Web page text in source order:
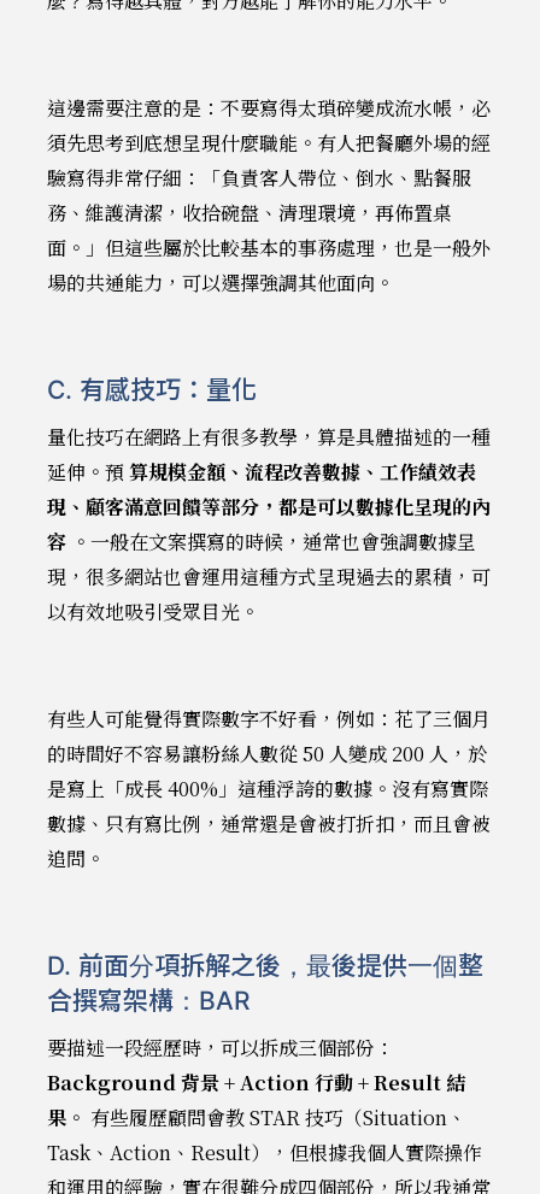
這邊需要注意的是：不要寫得太瑣碎變成流水帳，必
須先思考到底想呈現什麼職能。有人把餐廳外場的經
驗寫得非常仔細：「負責客人帶位、倒水、點餐服
務、維護清潔，收拾碗盤、清理環境，再佈置桌
面。」但這些屬於比較基本的事務處理，也是一般外
場的共通能力，可以選擇強調其他面向。
C. 有感技巧：量化
量化技巧在網路上有很多教學，算是具體描述的一種
延伸。預算規模金額、流程改善數據、工作績效表
現、顧客滿意回饋等部分，都是可以數據化呈現的內
容。一般在文案撰寫的時候，通常也會強調數據呈
現，很多網站也會運用這種方式呈現過去的累積，可
以有效地吸引受眾目光。
有些人可能覺得實際數字不好看，例如：花了三個月
的時間好不容易讓粉絲人數從 50 人變成 200 人，於
是寫上「成長 400%」這種浮誇的數據。沒有寫實際
數據、只有寫比例，通常還是會被打折扣，而且會被
追問。
D. 前面分項拆解之後，最後提供一個整
合撰寫架構：BAR
要描述一段經歷時，可以拆成三個部份：
Background 背景 + Action 行動 + Result 結
果。 有些履歷顧問會教 STAR 技巧（Situation、
Task、Action、Result），但根據我個人實際操作
和運用的經驗，實在很難分成四個部份，所以我通常